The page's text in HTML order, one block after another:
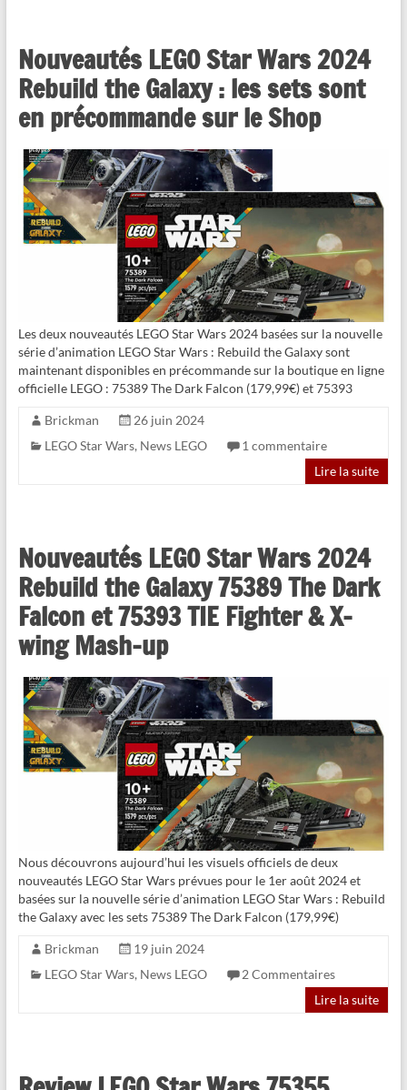
Nouveautés LEGO Star Wars 2024
Rebuild the Galaxy : les sets sont
en précommande sur le Shop
Les deux nouveautés LEGO Star Wars 2024 basées sur la nouvelle
série d’animation LEGO Star Wars : Rebuild the Galaxy sont
maintenant disponibles en précommande sur la boutique en ligne
officielle LEGO : 75389 The Dark Falcon (179,99€) et 75393
Brickman
26 juin 2024
LEGO Star Wars, News LEGO
1 commentaire
Lire la suite
Nouveautés LEGO Star Wars 2024
Rebuild the Galaxy 75389 The Dark
Falcon et 75393 TIE Fighter & X-
wing Mash-up
Nous découvrons aujourd’hui les visuels officiels de deux
nouveautés LEGO Star Wars prévues pour le 1er août 2024 et
basées sur la nouvelle série d’animation LEGO Star Wars : Rebuild
the Galaxy avec les sets 75389 The Dark Falcon (179,99€)
Brickman
19 juin 2024
LEGO Star Wars, News LEGO
2 Commentaires
Lire la suite